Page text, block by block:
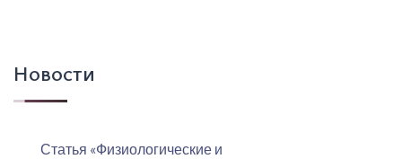
Новости
Статья «Физиологические и